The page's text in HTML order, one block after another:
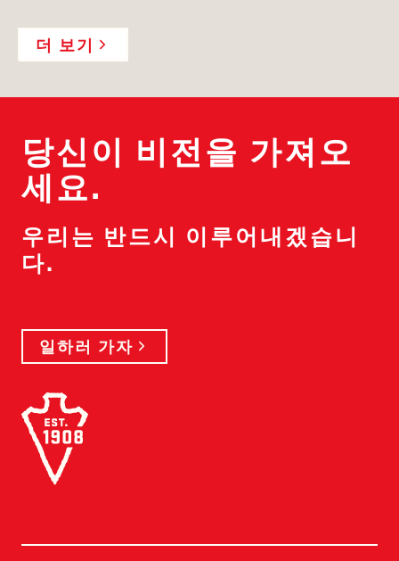
더 보기
당신이 비전을 가져오
세요.
우리는 반드시 이루어내겠습니
다.
일하러 가자